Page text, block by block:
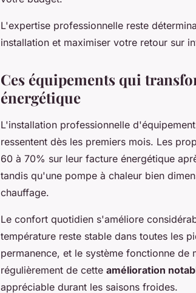
L'expertise professionnelle reste
installation et maximiser votre retour sur
Ces équipements qui
énergétique
L'installation professionnelle
ressentent dès les premiers mois. Les
60 à 70% sur leur facture énergétique
tandis qu'une pompe à chaleur bien
chauffage.
Le confort quotidien s'améliore
température reste stable dans toutes les
permanence, et le système fonctionne de
régulièrement de cette amélioration
appréciable durant les saisons froides.